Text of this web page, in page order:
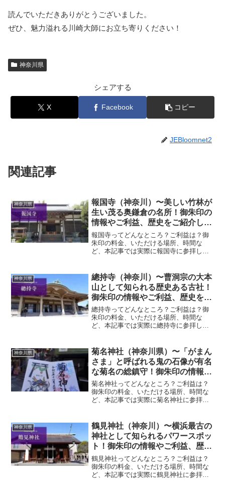
読んでいただきありがとうございました。
ぜひ、魅力溢れる川崎大師にお立ち寄りください！
神奈川県
シェアする
X Facebook コピー
JEBloomnet2
関連記事
神奈川県
報国寺（神奈川）〜美しい竹林が
生い茂る奥鎌倉の名所！御朱印の
情報やご利益、歴史をご紹介しま
す！〜
報国寺ってどんなところ？ご利益は？御
朱印の料金、いただける場所、時間な
ど、本記事では実際に報国寺に参拝して
は、美しい竹林で知られる鎌倉の人気ス
ポットです。境内に広がる竹...
神奈川県
總持寺（神奈川）〜曹洞宗の大本
山として知られる歴史ある古社！
御朱印の情報やご利益、歴史をご
紹介します！〜
總持寺ってどんなところ？ご利益は？御
朱印の料金、いただける場所、時間な
ど、本記事では実際に總持寺に参拝して
は、曹洞宗の大本山の一つで、現在は横
浜市鶴見に広大な境内を構え...
神奈川県
菊名神社（神奈川県）〜「がまん
さま」と呼ばれる鬼の石像が有名
な菊名の総鎮守！御朱印の情報や
ご利益、歴史をご紹介します！〜
菊名神社ってどんなところ？ご利益は？
御朱印の料金、いただける場所、時間な
ど、本記事では実際に菊名神社に参拝し
神社は、かつて地域に点在していた五つ
の神社を昭和10年に合...
神奈川県
鶴見神社（神奈川）〜横浜最古の
神社として知られるパワースポッ
ト！御朱印の情報やご利益、歴史
をご紹介します！〜
鶴見神社ってどんなところ？ご利益は？
御朱印の料金、いただける場所、時間な
ど、本記事では実際に鶴見神社に参拝し